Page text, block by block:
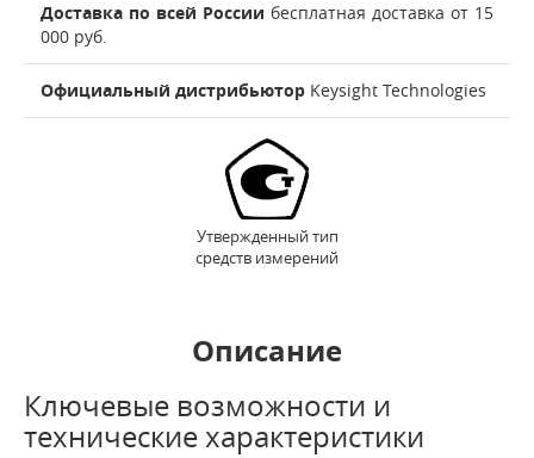
Доставка по всей России бесплатная доставка от 15
000 руб.
Официальный дистрибьютор Keysight Technologies
Утвержденный тип
средств измерений
Описание
Ключевые возможности и
технические характеристики